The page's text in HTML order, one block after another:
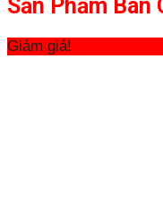
Sản Phẩm Bán
Giảm giá!